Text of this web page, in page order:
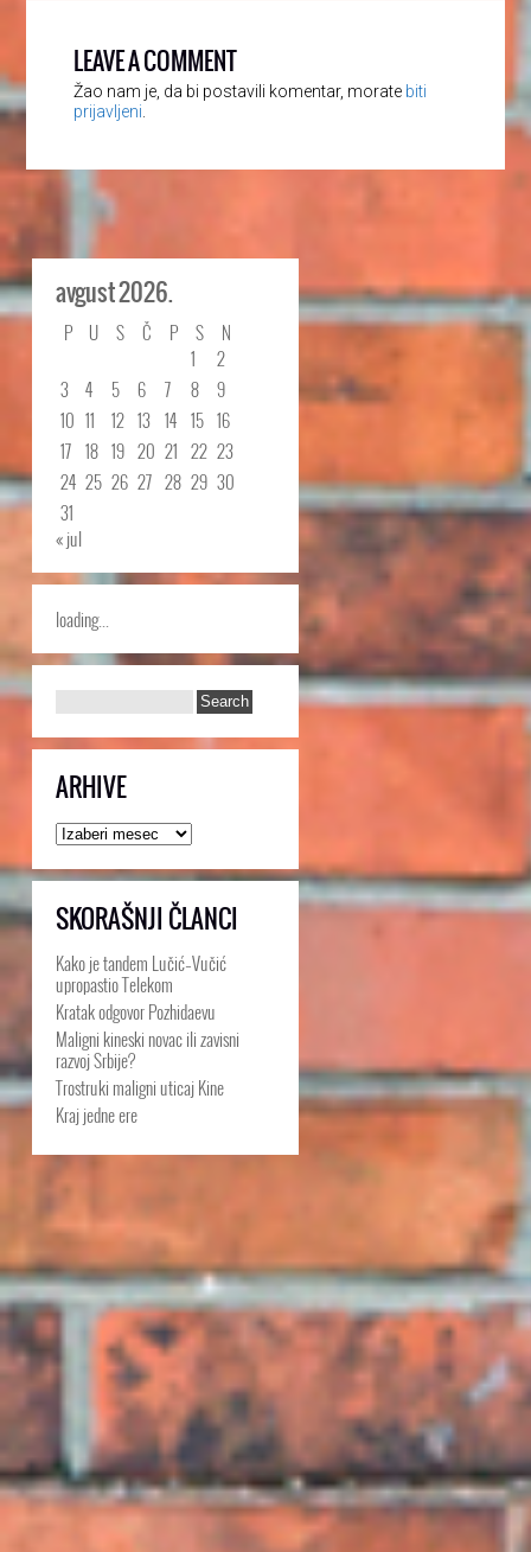
LEAVE A COMMENT
Žao nam je, da bi postavili komentar, morate biti
prijavljeni
avgust 2026.
P U S Č P S
N
1
2
3
4 5 6 7 8
9
10 11 12 13 14 15 16
17 18 19 20 21 22 23
24 25 26 27 28 29 30
31
« jul
loading...
ARHIVE
Arhive
SKORAŠNJI ČLANCI
Kako je tandem Lučić–Vučić
upropastio Telekom
Kratak odgovor Pozhidaevu
Maligni kineski novac ili zavisni
razvoj Srbije?
Trostruki maligni uticaj Kine
Kraj jedne ere